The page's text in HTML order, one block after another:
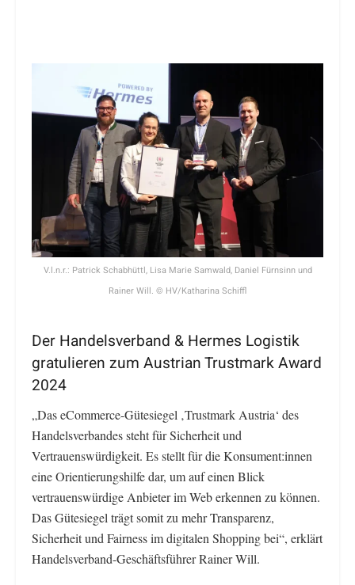
V.l.n.r.: Patrick Schabhüttl, Lisa Marie Samwald, Daniel Fürnsinn und
Rainer Will. © HV/Katharina Schiffl
Der Handelsverband & Hermes Logistik
gratulieren zum Austrian Trustmark Award
2024
„Das eCommerce-Gütesiegel ‚Trustmark Austria‘ des
Handelsverbandes steht für Sicherheit und
Vertrauenswürdigkeit. Es stellt für die Konsument:innen
eine Orientierungshilfe dar, um auf einen Blick
vertrauenswürdige Anbieter im Web erkennen zu können.
Das Gütesiegel trägt somit zu mehr Transparenz,
Sicherheit und Fairness im digitalen Shopping bei“, erklärt
Handelsverband-Geschäftsführer Rainer Will.